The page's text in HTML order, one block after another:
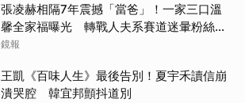
張凌赫相隔7年震撼「當爸」！一家三口溫
馨全家福曝光 轉戰人夫系賽道迷暈粉絲嗨
喊：直接結婚
鏡報
王凱《百味人生》最後告別！夏宇禾讀信崩
潰哭腔 韓宜邦顫抖道別